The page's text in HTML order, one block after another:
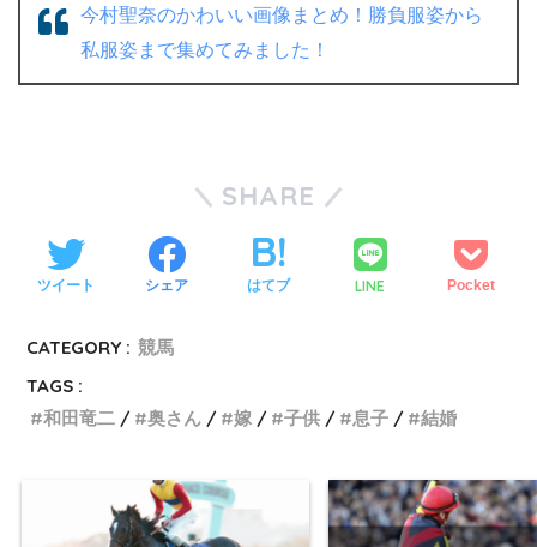
今村聖奈のかわいい画像まとめ！勝負服姿から
私服姿まで集めてみました！
SHARE
ツイート シェア はてブ LINE Pocket
CATEGORY : 競馬
TAGS :
和田竜二
奥さん 嫁 子供 息子 結婚